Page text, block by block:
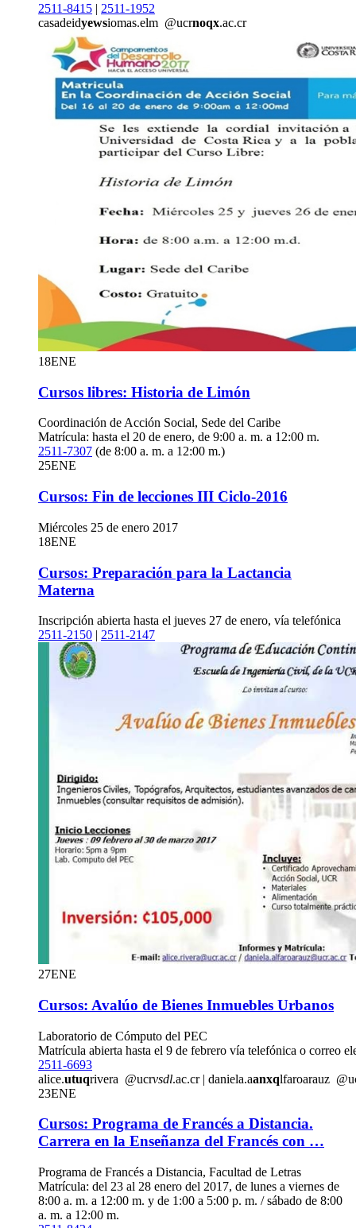
2511-8415 | 2511-1952
casadeidyewsiomas.elm @ucrnoqx.ac.cr
18ENE
Cursos libres: Historia de Limón
Coordinación de Acción Social, Sede del Caribe
Matrícula: hasta el 20 de enero, de 9:00 a. m. a 12:00 m.
2511-7307 (de 8:00 a. m. a 12:00 m.)
25ENE
Cursos: Fin de lecciones III Ciclo-2016
Miércoles 25 de enero 2017
18ENE
Cursos: Preparación para la Lactancia
Materna
Inscripción abierta hasta el jueves 27 de enero, vía telefónica
2511-2150 | 2511-2147
27ENE
Cursos: Avalúo de Bienes Inmuebles Urbanos
Laboratorio de Cómputo del PEC
Matrícula abierta hasta el 9 de febrero vía telefónica o correo
2511-6693
alice.utuqrivera @ucrvsdl.ac.cr| daniela.aanxqlfaroarauz
23ENE
Cursos: Programa de Francés a Distancia.
Carrera en la Enseñanza del Francés con …
Programa de Francés a Distancia, Facultad de Letras
Matrícula: del 23 al 28 enero del 2017, de lunes a viernes de
8:00 a. m. a 12:00 m. y de 1:00 a 5:00 p. m. / sábado de 8:00
a. m. a 12:00 m.